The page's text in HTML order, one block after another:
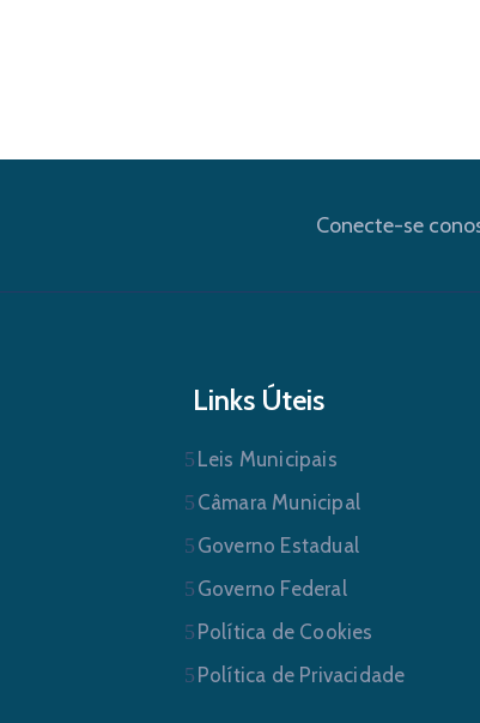
Conecte-se
Links Úteis
Leis Municipais
Câmara Municipal
Governo Estadual
Governo Federal
Política de Cookies
Política de Privacidade